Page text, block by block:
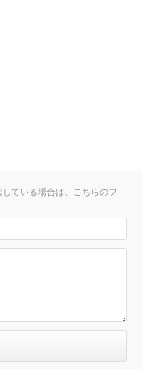
ている場合は、こちらのフ